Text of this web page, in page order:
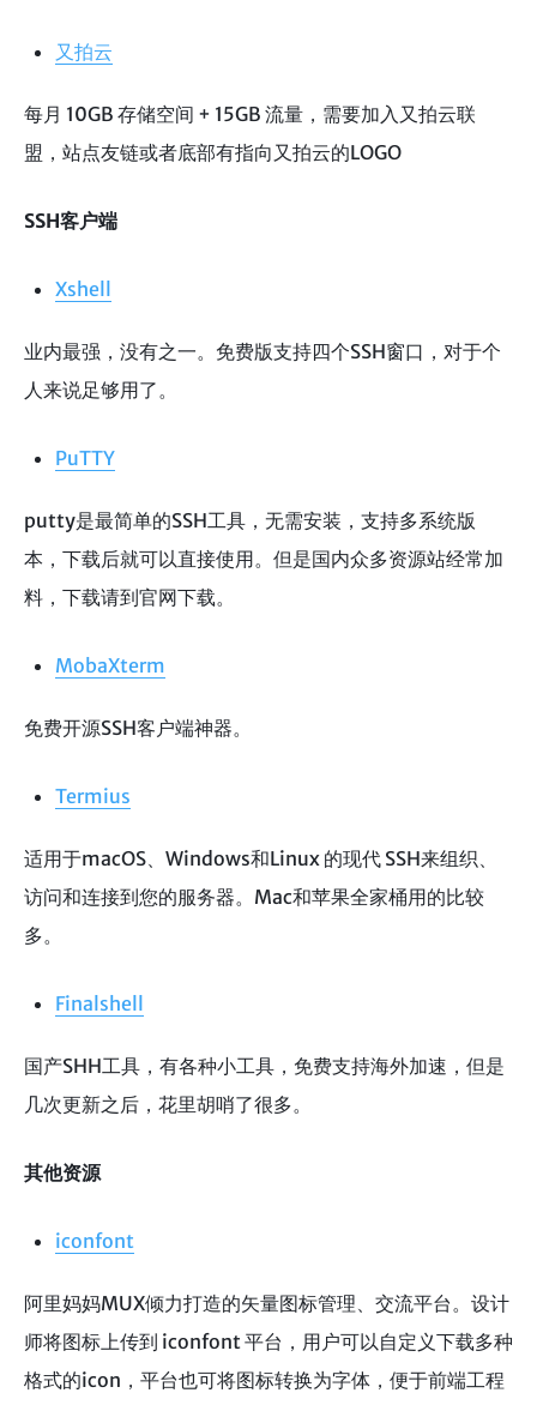
又拍云
每月 10GB 存储空间 + 15GB 流量，需要加入又拍云联
盟，站点友链或者底部有指向又拍云的LOGO
SSH客户端
Xshell
业内最强，没有之一。免费版支持四个SSH窗口，对于个
人来说足够用了。
PuTTY
putty是最简单的SSH工具，无需安装，支持多系统版
本，下载后就可以直接使用。但是国内众多资源站经常加
料，下载请到官网下载。
MobaXterm
免费开源SSH客户端神器。
Termius
适用于macOS、Windows和Linux 的现代 SSH来组织、
访问和连接到您的服务器。Mac和苹果全家桶用的比较
多。
Finalshell
国产SHH工具，有各种小工具，免费支持海外加速，但是
几次更新之后，花里胡哨了很多。
其他资源
iconfont
阿里妈妈MUX倾力打造的矢量图标管理、交流平台。设计
师将图标上传到 iconfont 平台，用户可以自定义下载多种
格式的icon，平台也可将图标转换为字体，便于前端工程